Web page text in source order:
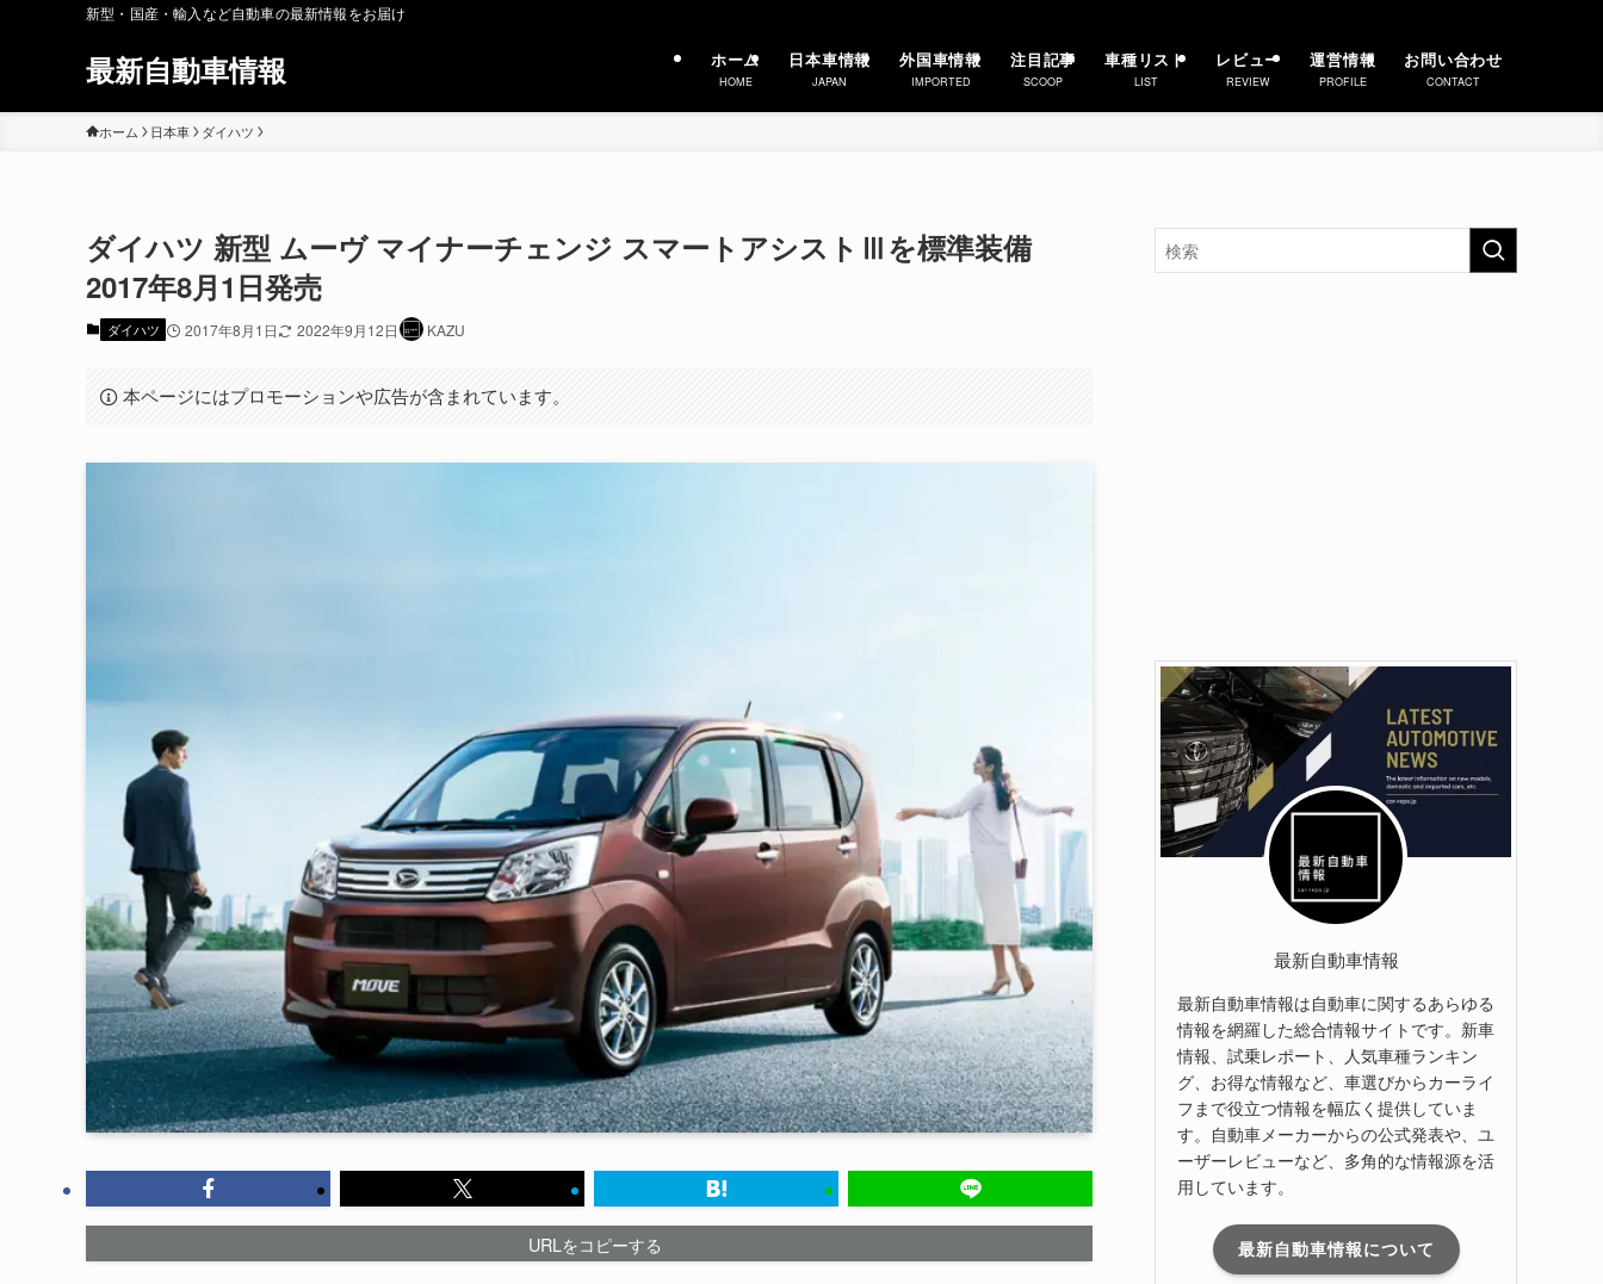
新型・国産・輸入など自動車の最新情報をお届け
最新自動車情報 ホーム
HOME
日本車情報
JAPAN
外国車情報
IMPORTED
注目記事
SCOOP
車種リスト
LIST
レビュー
REVIEW
運営情報
PROFILE
お問い合わせ
CONTACT
ホーム 日本車 ダイハツ
ダイハツ 新型 ムーヴ マイナーチェンジ スマートアシストⅢを標準装備
2017年8月1日発売
ダイハツ 2017年8月1日 2022年9月12日 KAZU
本ページにはプロモーションや広告が含まれています。
URLをコピーする
最新自動車情報
最新自動車情報は自動車に関するあらゆる
情報を網羅した総合情報サイトです。新車
情報、試乗レポート、人気車種ランキン
グ、お得な情報など、車選びからカーライ
フまで役立つ情報を幅広く提供していま
す。自動車メーカーからの公式発表や、ユ
ーザーレビューなど、多角的な情報源を活
用しています。
最新自動車情報について